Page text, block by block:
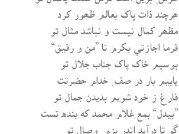
ھرچند ذات پاک بعالم ظھور کرد
مظھر کمال نيست و نباشد مثال تو
فرما اجازتي بکرم تا ”من و رفيق“
بوسيم خاک پاک جناب جلال تو
يابيم بار در صف ٖ خدام حضرتت
فارغ ز خود شويم بديدن جمال تو
”بيدل“ بمع غلام محمد که بنده تست
گو تا درآيد اندر بزم ٖ وصال تو